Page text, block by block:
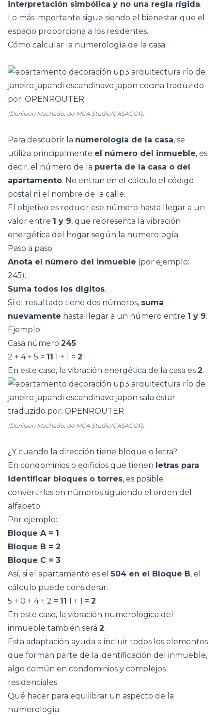
interpretación simbólica y no una regla rígida.
Lo más importante sigue siendo el bienestar que el
espacio proporciona a los residentes.
Cómo calcular la numerología de la casa
(Denilson Machado, do MCA Studio/CASACOR)
Para descubrir la numerología de la casa, se
utiliza principalmente el número del inmueble, es
decir, el número de la puerta de la casa o del
apartamento. No entran en el cálculo el código
postal ni el nombre de la calle.
El objetivo es reducir ese número hasta llegar a un
valor entre 1 y 9, que representa la vibración
energética del hogar según la numerología.
Paso a paso
Anota el número del inmueble (por ejemplo:
245).
Suma todos los dígitos.
Si el resultado tiene dos números, suma
nuevamente hasta llegar a un número entre 1 y 9.
Ejemplo
Casa número 245
2 + 4 + 5 = 11 1 + 1 = 2
En este caso, la vibración energética de la casa es 2.
(Denilson Machado, do MCA Studio/CASACOR)
¿Y cuando la dirección tiene bloque o letra?
En condominios o edificios que tienen letras para
identificar bloques o torres, es posible
convertirlas en números siguiendo el orden del
alfabeto.
Por ejemplo:
Bloque A = 1
Bloque B = 2
Bloque C = 3
Así, si el apartamento es el504 en el Bloque B, el
cálculo puede considerar:
5 + 0 + 4 + 2 = 11 1 + 1 = 2
En este caso, la vibración numerológica del
inmueble también será 2.
Esta adaptación ayuda a incluir todos los elementos
que forman parte de la identificación del inmueble,
algo común en condominios y complejos
residenciales.
Qué hacer para equilibrar un aspecto de la
numerología